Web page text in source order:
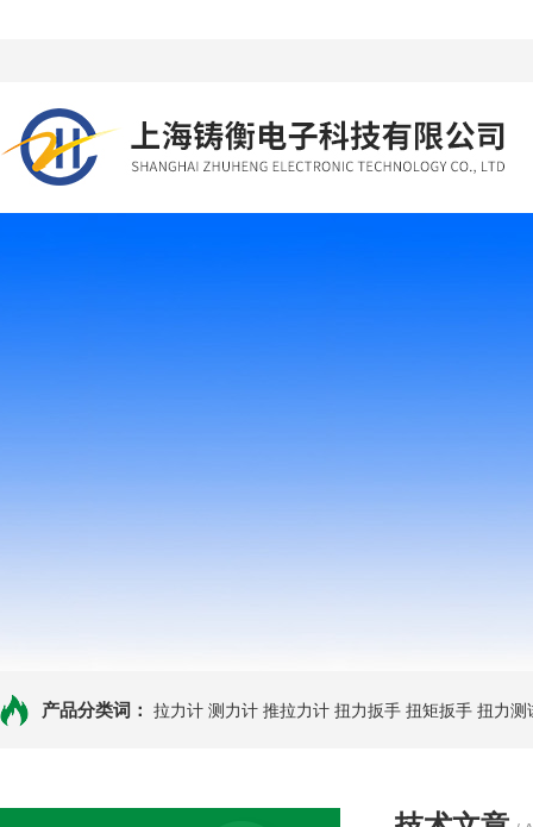
产品分类词： 拉力计 测力计 推拉力计 扭力扳手 扭矩扳手 扭力测